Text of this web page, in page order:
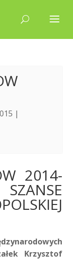
|
2014-
Krzysztof